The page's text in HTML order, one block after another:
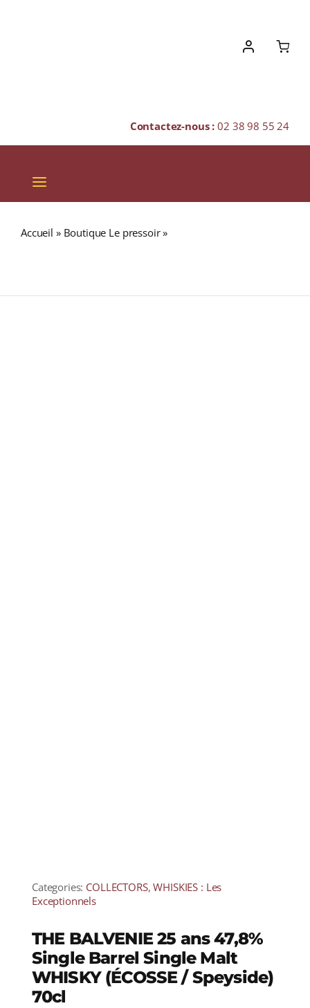
Contactez-nous :02 38 98 55 24
Toggle
Navigation
Accueil » Boutique Le pressoir»
Categories: COLLECTORS,WHISKIES : Les
Exceptionnels
THE BALVENIE 25 ans 47,8%
Single Barrel Single Malt
WHISKY (ÉCOSSE / Speyside)
70cl